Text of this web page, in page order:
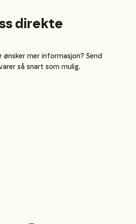
direkte
ønsker mer informasjon? Send
så snart som mulig.